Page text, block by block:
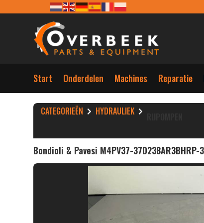
Start Onderdelen Machines Reparatie
CATEGORIEËN HYDRAULIEK
Bondioli & Pavesi M4PV37-37D238AR3BHRP-